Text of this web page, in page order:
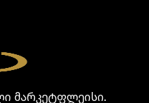
მარკეტფლეისი.